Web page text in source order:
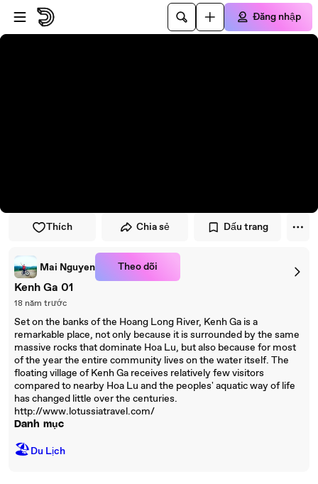
Đi đến trình phát
Đi đến nội dung chính
Đăng nhập
Thích Chia sẻ Dấu trang
Mai Nguyen Theo dõi
Kenh Ga 01
18 năm trước
Set on the banks of the Hoang Long River, Kenh Ga is a
remarkable place, not only because it is surrounded by the same
massive rocks that dominate Hoa Lu, but also because for most
of the year the entire community lives on the water itself. The
floating village of Kenh Ga receives relatively few visitors
compared to nearby Hoa Lu and the peoples' aquatic way of life
has changed little over the centuries.
http://www.lotussiatravel.com/
Danh mục
🏖Du Lịch